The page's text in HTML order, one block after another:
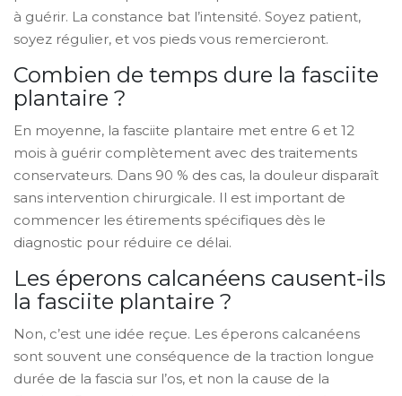
à guérir. La constance bat l’intensité. Soyez patient,
soyez régulier, et vos pieds vous remercieront.
Combien de temps dure la fasciite
plantaire ?
En moyenne, la fasciite plantaire met entre 6 et 12
mois à guérir complètement avec des traitements
conservateurs. Dans 90 % des cas, la douleur disparaît
sans intervention chirurgicale. Il est important de
commencer les étirements spécifiques dès le
diagnostic pour réduire ce délai.
Les éperons calcanéens causent-ils
la fasciite plantaire ?
Non, c’est une idée reçue. Les éperons calcanéens
sont souvent une conséquence de la traction longue
durée de la fascia sur l’os, et non la cause de la